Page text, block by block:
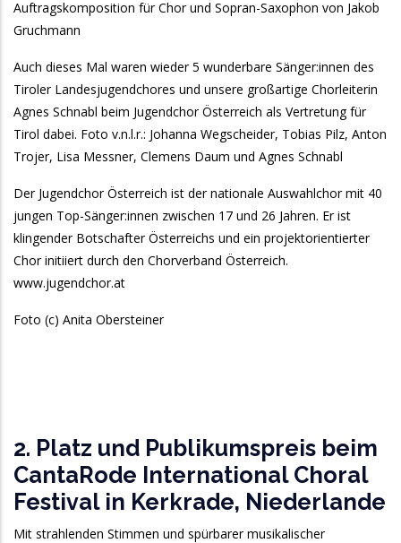
Auftragskomposition für Chor und Sopran-Saxophon von Jakob
Gruchmann
Auch dieses Mal waren wieder 5 wunderbare Sänger:innen des
Tiroler Landesjugendchores und unsere großartige Chorleiterin
Agnes Schnabl beim Jugendchor Österreich als Vertretung für
Tirol dabei. Foto v.n.l.r.: Johanna Wegscheider, Tobias Pilz, Anton
Trojer, Lisa Messner, Clemens Daum und Agnes Schnabl
Der Jugendchor Österreich ist der nationale Auswahlchor mit 40
jungen Top-Sänger:innen zwischen 17 und 26 Jahren. Er ist
klingender Botschafter Österreichs und ein projektorientierter
Chor initiiert durch den Chorverband Österreich.
www.jugendchor.at
Foto (c) Anita Obersteiner
2. Platz und Publikumspreis beim
CantaRode International Choral
Festival in Kerkrade, Niederlande
Mit strahlenden Stimmen und spürbarer musikalischer